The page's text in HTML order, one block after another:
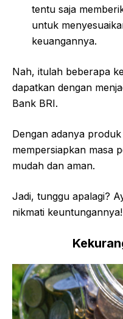
tentu saja
untuk
keuangannya.
Nah, itulah beberapa
dapatkan dengan
Bank BRI.
Dengan adanya
mempersiapkan masa
mudah dan aman.
Jadi, tunggu apalagi?
nikmati keuntungannya!